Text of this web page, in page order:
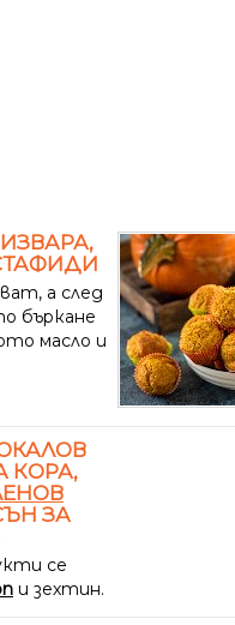
а след
бъркане
масло и
КОРА,
ЗА
се
и зехтин.